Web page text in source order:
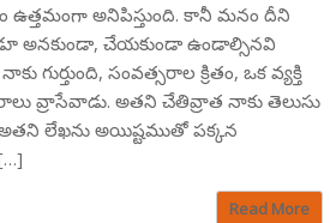
ఉత్తమంగా అనిపిస్తుంది. కానీ మనం దీని
అనకుండా, చేయకుండా ఉండాల్సినవి
గుర్తుంది, సంవత్సరాల క్రితం, ఒక వ్యక్తి
వ్రాసేవాడు. అతని చేతివ్రాత నాకు తెలుసు
లేఖను అయిష్టముతో పక్కన
Read More